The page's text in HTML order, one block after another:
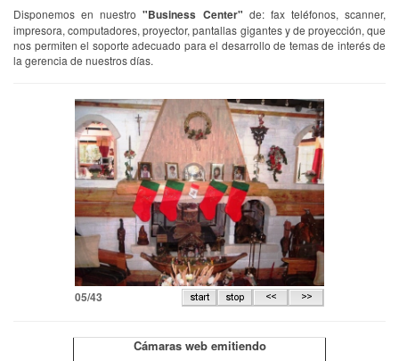
Disponemos en nuestro"Business Center" de: fax teléfonos, scanner,
impresora, computadores, proyector, pantallas gigantes y de proyección, que
nos permiten el soporte adecuado para el desarrollo de temas de interés de
la gerencia de nuestros días.
06/43
Cámaras web emitiendo